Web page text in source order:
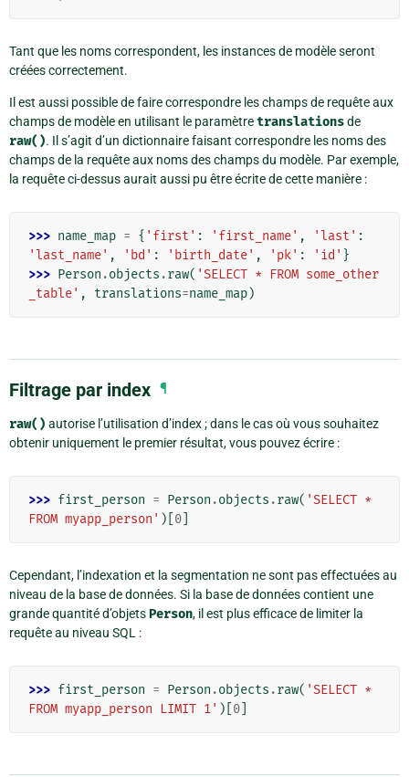
Tant que les noms correspondent, les instances de modèle seront
créées correctement.
Il est aussi possible de faire correspondre les champs de requête aux
champs de modèle en utilisant le paramètretranslationsde
raw(). Il s’agit d’un dictionnaire faisant correspondre les noms des
champs de la requête aux noms des champs du modèle. Par exemple,
la requête ci-dessus aurait aussi pu être écrite de cette manière :
>>> name_map = { 'first' : 'first_name' , 'last' :
'last_name' , 'bd' : 'birth_date' , 'pk' : 'id' }
>>> Person .objects .raw( 'SELECT * FROM some_other
_table' , translations=name_map)
Filtrage par index ¶
raw() autorise l’utilisation d’index ; dans le cas où vous souhaitez
obtenir uniquement le premier résultat, vous pouvez écrire :
>>> first_person = Person .objects .raw( 'SELECT *
FROM myapp_person' )[ 0
Cependant, l’indexation et la segmentation ne sont pas effectuées au
niveau de la base de données. Si la base de données contient une
grande quantité d’objetsPerson, il est plus efficace de limiter la
requête au niveau SQL :
>>> first_person = Person .objects .raw( 'SELECT *
FROM myapp_person LIMIT 1' )[ 0